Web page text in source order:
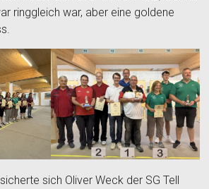
ringgleich war, aber eine goldene
sich Oliver Weck der SG Tell